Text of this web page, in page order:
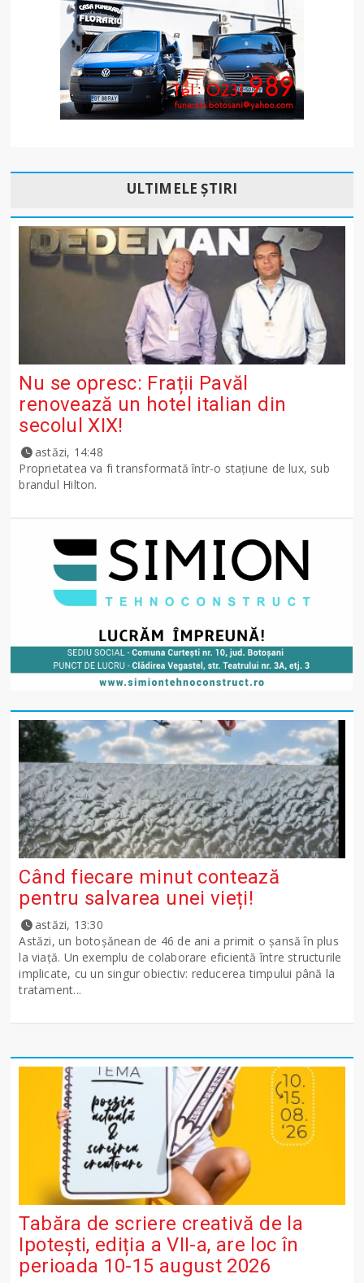
ULTIMELE ȘTIRI
Nu se opresc: Frații Pavăl
renovează un hotel italian din
secolul XIX!
astăzi, 14:48
Proprietatea va fi transformată într-o stațiune de lux, sub
brandul Hilton.
Când fiecare minut contează
pentru salvarea unei vieți!
astăzi, 13:30
Astăzi, un botoșănean de 46 de ani a primit o șansă în plus
la viață. Un exemplu de colaborare eficientă între structurile
implicate, cu un singur obiectiv: reducerea timpului până la
tratament...
Tabăra de scriere creativă de la
Ipotești, ediția a VII-a, are loc în
perioada 10-15 august 2026